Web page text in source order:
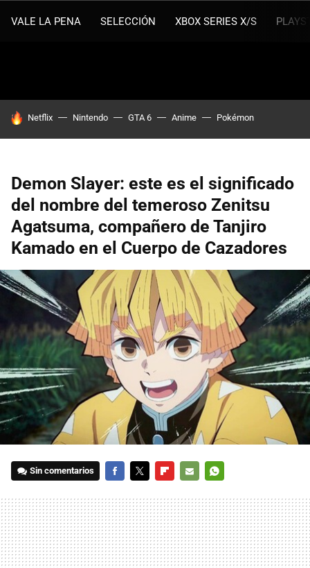
VALE LA PENA SELECCIÓN XBOX SERIES X/S
HOY SE HABLA DE
Netflix Nintendo GTA 6 Anime Pokémon
Demon Slayer: este es el significado
del nombre del temeroso Zenitsu
Agatsuma, compañero de Tanjiro
Kamado en el Cuerpo de Cazadores
Sin comentarios
MAIL